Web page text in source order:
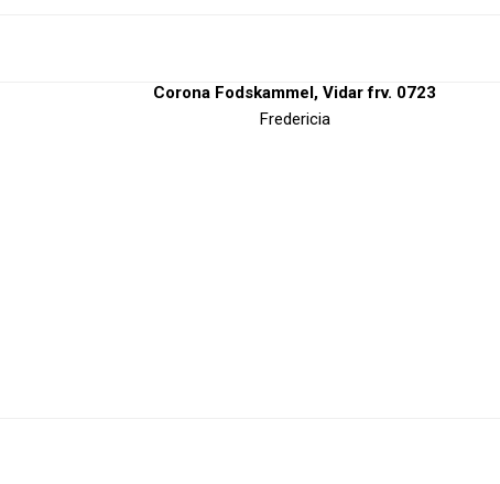
Corona Fodskammel, Vidar frv. 0723
Fredericia